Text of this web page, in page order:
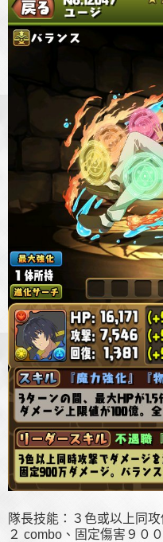
隊長技能：３色或以上同
２ combo、固定傷害９０